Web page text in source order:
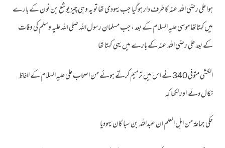
ہوا علی رضی اللہ عنہ کا طرف دار ہوگیا جب یہودی تھا تو یہ وہی چیز یوشع بن نون کے بارے
میں کہتاتھا موسی علیہ السلام کے بعد ، جب مسلمان رسول اللہ صلی اللہ علیہ وسلم کی وفات
کے بعد علی رضی اللہ عنہ کے بارے میں یہی کہتا تھا
الکشی متوفی 340 نے اس میں ترمیم کرتے ہوئے من اصحاب علی علیہ السلام کے الفاظ
نکال دئے اور لکھا کہ
حکی جماعۃ من اہل العلم ان عبداللہ بن سبا کان یہودیا